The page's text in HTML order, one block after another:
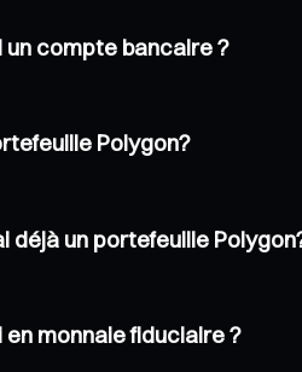
compte bancaire ?
Polygon?
déjà un portefeuille
monnaie fiduciaire ?